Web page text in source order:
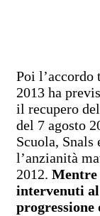
Poi l’accordo
2013 ha
il recupero
del 7 agosto
Scuola, Snals
l’anzianità
2012. Mentre
intervenuti